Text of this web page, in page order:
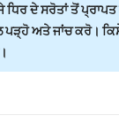
ਧਿਰ ਦੇ ਸਰੋਤਾਂ ਤੋਂ
ਅਤੇ ਜਾਂਚ ਕਰੋ।